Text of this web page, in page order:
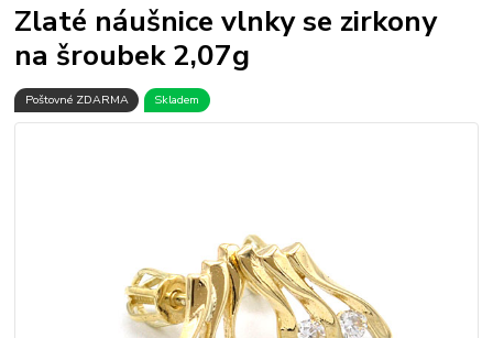
Zlaté náušnice vlnky se zirkony
na šroubek 2,07g
Poštovné ZDARMA Skladem